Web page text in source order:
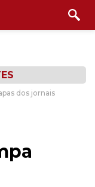
dos jornais